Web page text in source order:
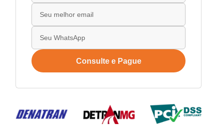
Consulte e Pague